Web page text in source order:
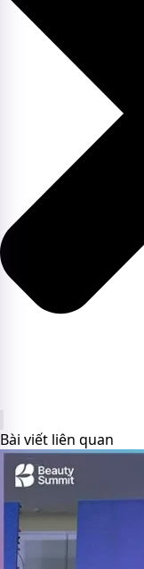
Bài viết liên quan